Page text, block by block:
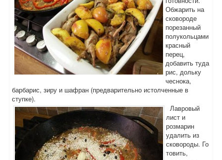
Обжарить на
сковороде
порезанный
полукольцами
красный
перец,
добавить туда
рис, дольку
чеснока,
барбарис, зиру и шафран (предварительно истолченные в
ступке).
Лавровый
лист и
розмарин
удалить из
сковороды. Го
товить,